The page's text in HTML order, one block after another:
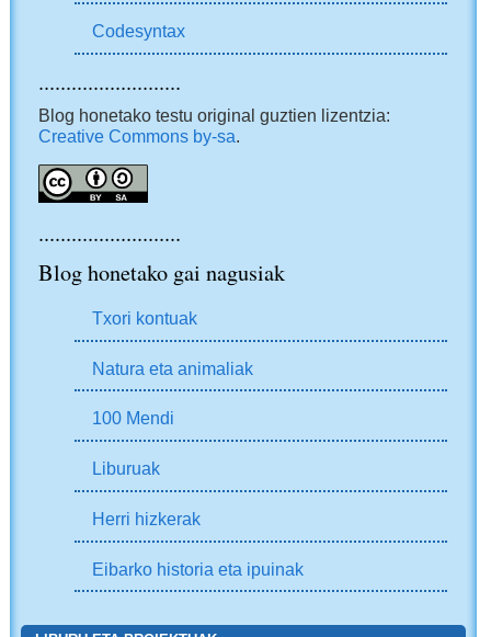
Codesyntax
..........................
Blog honetako testu original guztien lizentzia:
Creative Commons by-sa.
..........................
Blog honetako gai nagusiak
Txori kontuak
Natura eta animaliak
100 Mendi
Liburuak
Herri hizkerak
Eibarko historia eta ipuinak